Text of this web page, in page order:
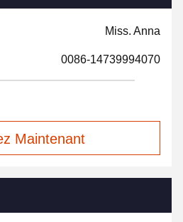
Miss. Anna
0086-14739994070
Maintenant